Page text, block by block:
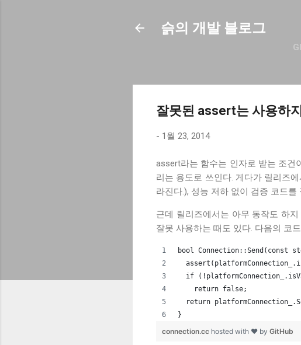
슭의 개발 블로그
잘못된 assert는 사용하
- 1월 23, 2014
assert라는 함수는 인자로 받는 조건
리는 용도로 쓰인다. 게다가 릴리즈
라진다.), 성능 저하 없이 검증 코드를
근데 릴리즈에서는 아무 동작도 하
잘못 사용하는 때도 있다. 다음의 코
bool Connection::Send(const
if
    return false;
return
}
connection.cc hosted with ❤ by GitHub